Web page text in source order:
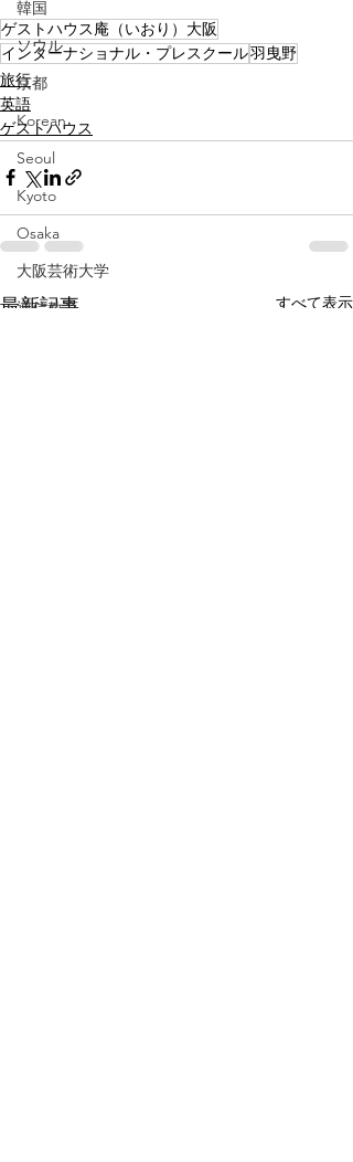
韓国
ソウル
京都
Korean
Seoul
Kyoto
Osaka
大阪芸術大学
通信教育
ゲストハウス庵（いおり）大阪
インターナショナル・プレスクール羽曳野
旅行
英語
ゲストハウス
最新記事 すべて表示